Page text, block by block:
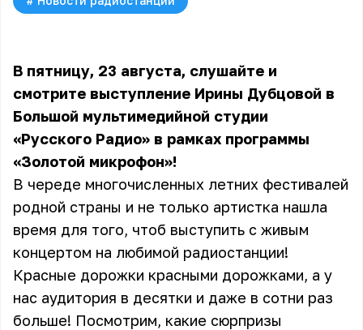
В пятницу, 23 августа, слушайте и
смотрите выступление Ирины Дубцовой в
Большой мультимедийной студии
«Русского Радио» в рамках программы
«Золотой микрофон»!
В череде многочисленных летних фестивалей
родной страны и не только артистка нашла
время для того, чтоб выступить с живым
концертом на любимой радиостанции!
Красные дорожки красными дорожками, а у
нас аудитория в десятки и даже в сотни раз
больше! Посмотрим, какие сюрпризы